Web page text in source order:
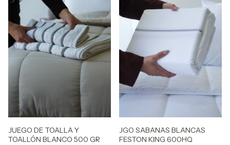
JUEGO DE TOALLA Y
TOALLÓN BLANCO 500 GR
JGO SABANAS BLANCAS
FESTON KING 600HQ